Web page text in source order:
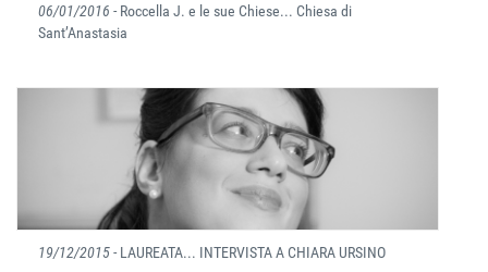
06/01/2016 - Roccella J. e le sue Chiese... Chiesa di
Sant’Anastasia
19/12/2015- LAUREATA... INTERVISTA A CHIARA URSINO